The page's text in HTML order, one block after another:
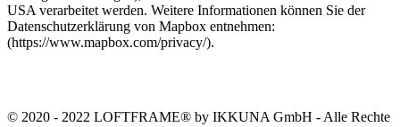
USA verarbeitet werden. Weitere Informationen können Sie der
Datenschutzerklärung von Mapbox entnehmen:
(https://www.mapbox.com/privacy/).
© 2020 - 2022 LOFTFRAME® by IKKUNA GmbH - Alle Rechte